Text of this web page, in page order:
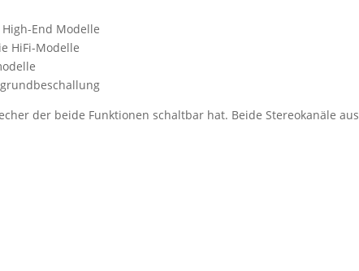
End Modelle
HiFi-Modelle
der beide Funktionen schaltbar hat. Beide Stereokanäle aus